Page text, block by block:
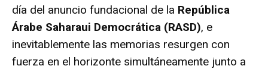
día del anuncio fundacional de la República
Árabe Saharaui Democrática (RASD), e
inevitablemente las memorias resurgen con
fuerza en el horizonte simultáneamente junto a